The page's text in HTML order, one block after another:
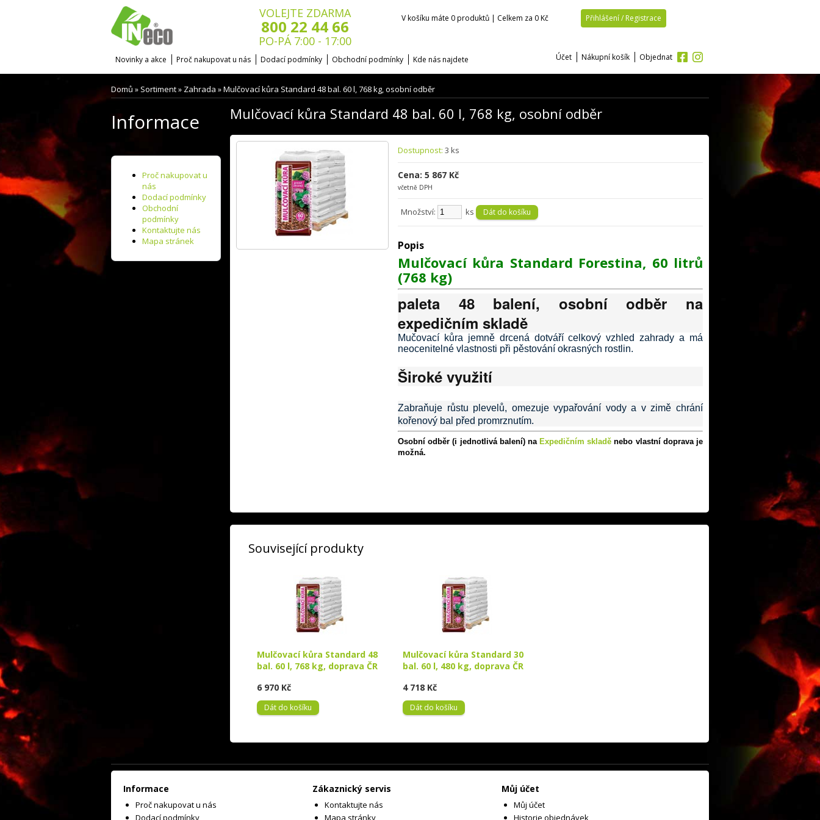
VOLEJTE ZDARMA
800 22 44 66
PO-PÁ 7:00 - 17:00
V košíku máte 0 produktů | Celkem za 0 Kč Přihlášení / Registrace
Novinky a akce Proč nakupovat u nás Dodací podmínky Obchodní podmínky Kde nás najdete Účet Nákupní košík Objednat
Domů » Sortiment» Zahrada »Mulčovací kůra Standard 48 bal. 60 l, 768 kg, osobní odběr
Informace
Proč nakupovat u
nás
Dodací podmínky
Obchodní
podmínky
Kontaktujte nás
Mapa stránek
Mulčovací kůra Standard 48 bal. 60 l, 768 kg, osobní odběr
Dostupnost: 3 ks
Cena: 5 867 Kč
včetně DPH
Množství: ks
Popis
Mulčovací kůra Standard Forestina, 60 litrů
(768 kg)
paleta 48 balení, osobní odběr na
expedičním skladě
Mučovací kůra jemně drcená dotváří celkový vzhled zahrady a má
neocenitelné vlastnosti při pěstování okrasných rostlin.
Široké využití
Zabraňuje růstu plevelů, omezuje vypařování vody a v zimě chrání
kořenový bal před promrznutím.
Osobní odběr (i jednotlivá balení) na Expedičním skladě nebo vlastní doprava je
možná.
Související produkty
Mulčovací kůra Standard 48
bal. 60 l, 768 kg, doprava ČR
6 970 Kč
Dát do košíku
Mulčovací kůra Standard 30
bal. 60 l, 480 kg, doprava ČR
4 718 Kč
Dát do košíku
Informace
Proč nakupovat u nás
Dodací podmínky
Zákaznický servis
Kontaktujte nás
Mapa stránky
Můj účet
Můj účet
Historie objednávek